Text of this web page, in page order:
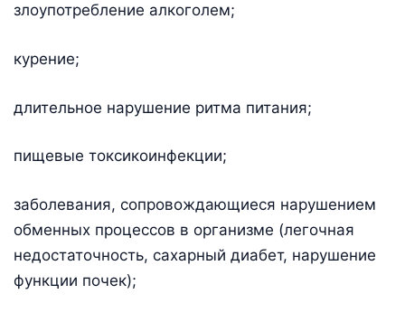
злоупотребление алкоголем;
курение;
длительное нарушение ритма питания;
пищевые токсикоинфекции;
заболевания, сопровождающиеся нарушением
обменных процессов в организме (легочная
недостаточность, сахарный диабет, нарушение
функции почек);